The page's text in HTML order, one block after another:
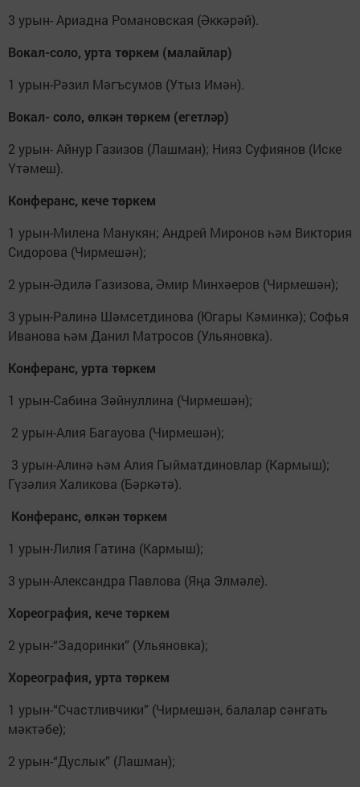
3 урын- Ариадна Романовская (Әккәрәй).
Вокал-соло, урта төркем (малайлар)
1 урын-Рәзил Мәгъсумов (Утыз Имән).
Вокал- соло, өлкән төркем (егетләр)
2 урын- Айнур Газизов (Лашман); Нияз Суфиянов (Иске
Үтәмеш).
Конферанс, кече төркем
1 урын-Милена Манукян; Андрей Миронов һәм Виктория
Сидорова (Чирмешән);
2 урын-Әдилә Газизова, Әмир Минхәеров (Чирмешән);
3 урын-Ралинә Шәмсетдинова (Югары Кәминкә); Софья
Иванова һәм Данил Матросов (Ульяновка).
Конферанс, урта төркем
1 урын-Сабина Зәйнуллина (Чирмешән);
2 урын-Алия Багауова (Чирмешән);
3 урын-Алинә һәм Алия Гыйматдиновлар (Кармыш);
Гүзәлия Халикова (Бәркәтә).
Конферанс, өлкән төркем
1 урын-Лилия Гатина (Кармыш);
3 урын-Александра Павлова (Яңа Элмәле).
Хореография, кече төркем
2 урын-“Задоринки” (Ульяновка);
Хореография, урта төркем
1 урын-“Счастливчики” (Чирмешән, балалар сәнгать
мәктәбе);
2 урын-“Дуслык” (Лашман);